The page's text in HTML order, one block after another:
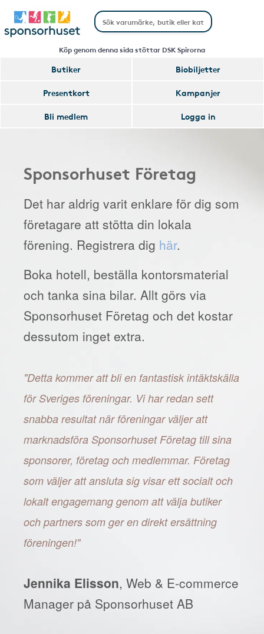
Köp genom denna sida stöttar DSK Spirorna
Butiker
Biobiljetter
Presentkort
Kampanjer
Bli medlem
Logga in
Sponsorhuset Företag
Det har aldrig varit enklare för dig som
företagare att stötta din lokala
förening. Registrera dig här.
Boka hotell, beställa kontorsmaterial
och tanka sina bilar. Allt görs via
Sponsorhuset Företag och det kostar
dessutom inget extra.
"Detta kommer att bli en fantastisk intäktskälla
för Sveriges föreningar. Vi har redan sett
snabba resultat när föreningar väljer att
marknadsföra Sponsorhuset Företag till sina
sponsorer, företag och medlemmar. Företag
som väljer att ansluta sig visar ett socialt och
lokalt engagemang genom att välja butiker
och partners som ger en direkt ersättning
föreningen!"
Jennika Elisson, Web & E-commerce
Manager på Sponsorhuset AB